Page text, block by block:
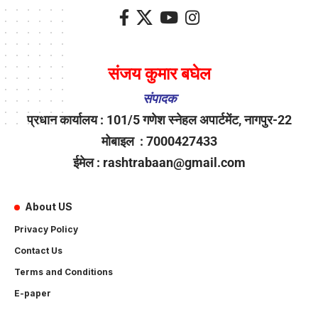
संजय कुमार बघेल
संपादक
प्रधान कार्यालय : 101/5 गणेश स्नेहल अपार्टमेंट, नागपुर-22
मोबाइल : 7000427433
ईमेल : rashtrabaan@gmail.com
About US
Privacy Policy
Contact Us
Terms and Conditions
E-paper